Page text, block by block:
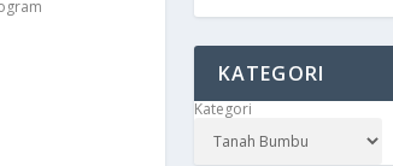
KATEGORI
Kategori